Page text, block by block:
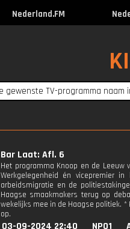
Nederland.FM
Bar Laat: Afl. 6
Het programma Knoop en de Leeuw
Werkgelegenheid én vicepremier
arbeidsmigratie en de
Haagse smaakmakers terug op
wekelijks mee in de Haagse politiek. *
op.
03-09-2024 22:40 NPO1